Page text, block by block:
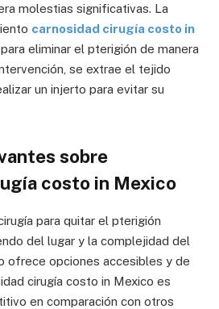
molestias significativas. La
carnosidad cirugía costo in
eliminar el pterigión de manera
se extrae el tejido
un injerto para evitar su
sobre
costo in Mexico
para quitar el pterigión
del lugar y la complejidad del
ofrece opciones accesibles y de
cirugía costo in Mexico es
en comparación con otros